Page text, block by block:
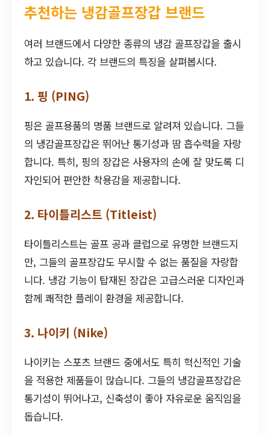
추천하는 냉감골프장갑 브랜드
여러 브랜드에서 다양한 종류의 냉감 골프장갑을 출시
하고 있습니다. 각 브랜드의 특징을 살펴봅시다.
1. 핑 (PING)
핑은 골프용품의 명품 브랜드로 알려져 있습니다. 그들
의 냉감골프장갑은 뛰어난 통기성과 땀 흡수력을 자랑
합니다. 특히, 핑의 장갑은 사용자의 손에 잘 맞도록 디
자인되어 편안한 착용감을 제공합니다.
2. 타이틀리스트 (Titleist)
타이틀리스트는 골프 공과 클럽으로 유명한 브랜드지
만, 그들의 골프장갑도 무시할 수 없는 품질을 자랑합
니다. 냉감 기능이 탑재된 장갑은 고급스러운 디자인과
함께 쾌적한 플레이 환경을 제공합니다.
3. 나이키 (Nike)
나이키는 스포츠 브랜드 중에서도 특히 혁신적인 기술
을 적용한 제품들이 많습니다. 그들의 냉감골프장갑은
통기성이 뛰어나고, 신축성이 좋아 자유로운 움직임을
돕습니다.